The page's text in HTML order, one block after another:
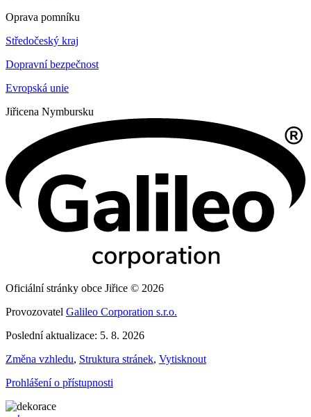
Oprava pomníku
Středočeský kraj
Dopravní bezpečnost
Evropská unie
Jiřicena Nymbursku
Oficiální stránky obce Jiřice © 2026
Provozovatel Galileo Corporation s.r.o.
Poslední aktualizace: 5. 8. 2026
Změna vzhledu, Struktura stránek, Vytisknout
Prohlášení o přístupnosti